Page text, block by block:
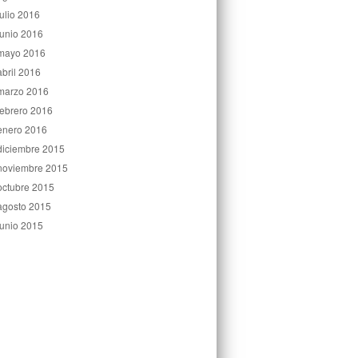
2016
2016
2016
2016
2016
2016
2016
2015
2015
2015
2015
2015